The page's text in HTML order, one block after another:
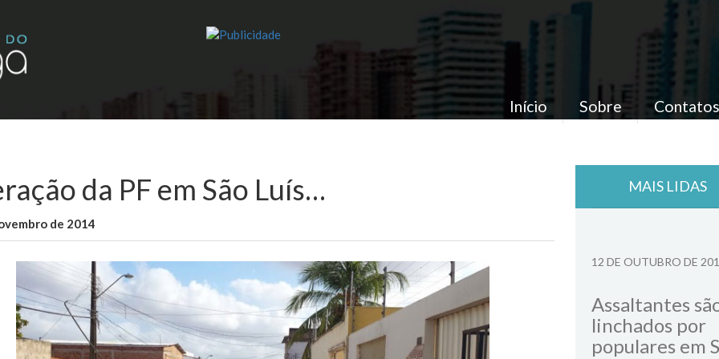
Início Sobre Contatos
da PF em São Luís…
de 2014
MAIS LIDAS
12 DE OUTUBRO DE
Assaltantes
linchados por
populares em